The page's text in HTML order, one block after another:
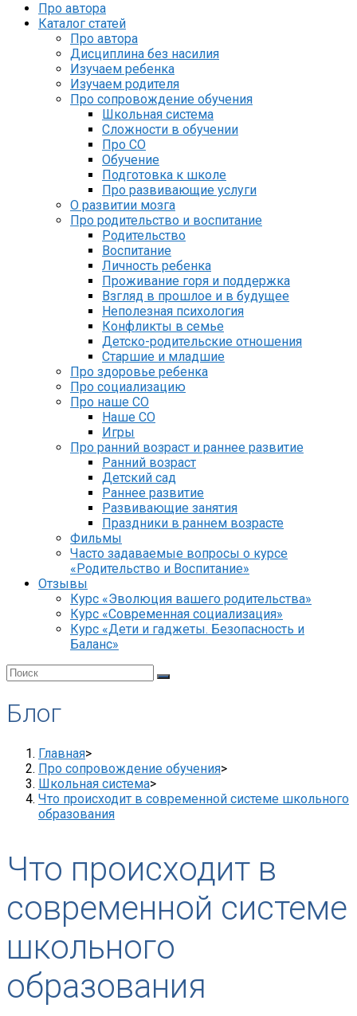
Про автора
Каталог статей
Про автора
Дисциплина без насилия
Изучаем ребенка
Изучаем родителя
Про сопровождение обучения
Школьная система
Сложности в обучении
Про СО
Обучение
Подготовка к школе
Про развивающие услуги
О развитии мозга
Про родительство и воспитание
Родительство
Воспитание
Личность ребенка
Проживание горя и поддержка
Взгляд в прошлое и в будущее
Неполезная психология
Конфликты в семье
Детско-родительские отношения
Старшие и младшие
Про здоровье ребенка
Про социализацию
Про наше СО
Наше СО
Игры
Про ранний возраст и раннее развитие
Ранний возраст
Детский сад
Раннее развитие
Развивающие занятия
Праздники в раннем возрасте
Фильмы
Часто задаваемые вопросы о курсе
«Родительство и Воспитание»
Отзывы
Курс «Эволюция вашего родительства»
Курс «Современная социализация»
Курс «Дети и гаджеты. Безопасность и
Баланс»
Блог
Главная>
Про сопровождение обучения>
Школьная система>
Что происходит в современной системе школьного
образования
Что происходит в
современной системе
школьного
образования